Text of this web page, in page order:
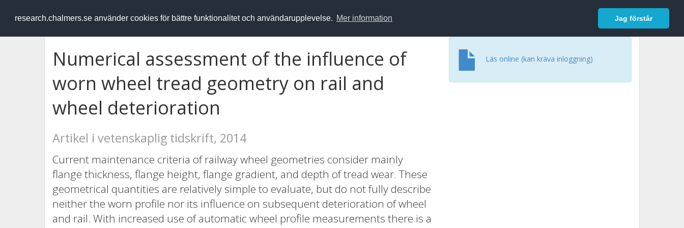
research.chalmers.se använder cookies för bättre funktionalitet och användarupplevelse. Mer information Jag förstår
RESEARCH.chalmers.se Logga in
Numerical assessment of the influence of
worn wheel tread geometry on rail and
wheel deterioration
Artikel i vetenskaplig tidskrift, 2014
Current maintenance criteria of railway wheel geometries consider mainly
flange thickness, flange height, flange gradient, and depth of tread wear. These
geometrical quantities are relatively simple to evaluate, but do not fully describe
neither the worn profile nor its influence on subsequent deterioration of wheel
and rail. With increased use of automatic wheel profile measurements there is a
Läs online (kan kräva inloggning)